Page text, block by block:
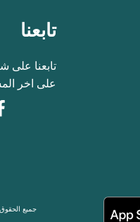
تابعنا
تابعنا على
على اخر
جميع الحقوق